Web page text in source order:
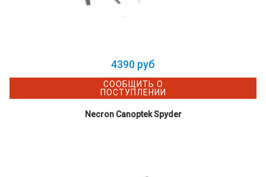
4390 руб
СООБЩИТЬ О
ПОСТУПЛЕНИИ
Necron Canoptek Spyder